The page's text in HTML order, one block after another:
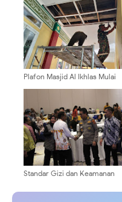
Aksi Bersatu Dengan Alam
Plafon Masjid Al Ikhlas Mulai
Standar Gizi dan Keamanan
Dokkes Polda Papua Hadiri